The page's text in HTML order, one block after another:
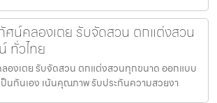
น์คลองเตย รับจัดสวน ตกแต่งสวน
ทั่วไทย
องเตย รับจัดสวน ตกแต่งสวนทุกขนาด ออกแบบ
นกันเอง เน้นคุณภาพ รับประกันความสวยงา